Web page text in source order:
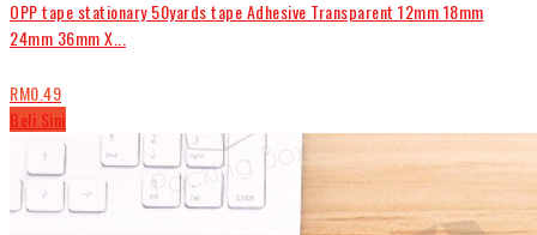
OPP tape stationary 50yards tape Adhesive Transparent 12mm 18mm
24mm 36mm X...
RM0.49
Beli Sini